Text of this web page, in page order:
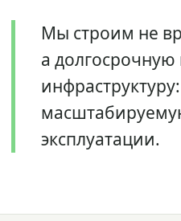
Мы строим не
а
эксплуатации.